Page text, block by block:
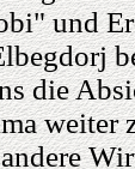
und
die
weiter